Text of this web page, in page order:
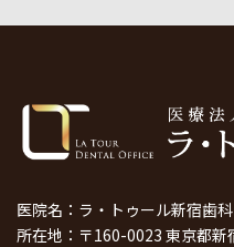
医院名：ラ・トゥール新宿歯科
所在地：〒160-0023 東京都